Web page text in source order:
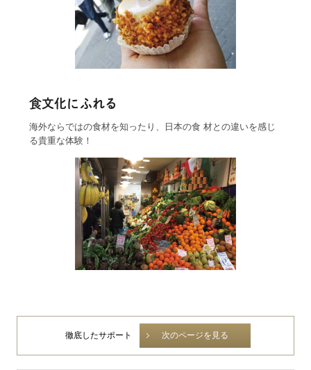
食文化にふれる
海外ならではの食材を知ったり、日本の食 材との違いを感じ
る貴重な体験！
徹底したサポート 次のページを見る